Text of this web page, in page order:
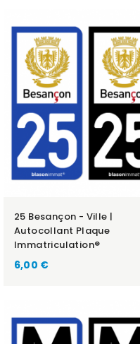
25 Besançon - Ville |
Autocollant Plaque
Immatriculation®
6,00 €